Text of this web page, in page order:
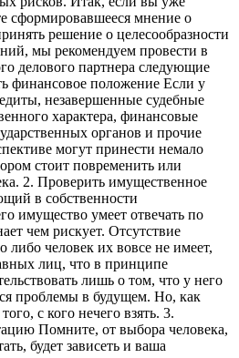
сформировавшееся мнение о
решение о целесообразности
мы рекомендуем провести в
делового партнера следующие
финансовое положение Если у
незавершенные судебные
характера, финансовые
органов и прочие
могут принести немало
стоит повременить или
2. Проверить имущественное
в собственности
имущество умеет отвечать по
чем рискует. Отсутствие
либо человек их вовсе не имеет,
лиц, что в принципе
лишь о том, что у него
проблемы в будущем. Но, как
с кого нечего взять. 3.
Помните, от выбора человека,
будет зависеть и ваша